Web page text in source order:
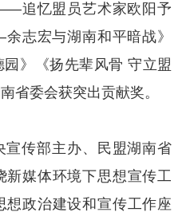
追忆盟员艺术家欧阳予
志宏与湖南和平暗战》
》《扬先辈风骨 守立盟
省委会获突出贡献奖。
宣传部主办、民盟湖南省
新媒体环境下思想宣传工
想政治建设和宣传工作座